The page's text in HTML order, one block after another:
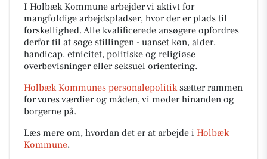
I Holbæk Kommune arbejder vi aktivt for
mangfoldige arbejdspladser, hvor der er plads til
forskellighed. Alle kvalificerede ansøgere opfordres
derfor til at søge stillingen - uanset køn, alder,
handicap, etnicitet, politiske og religiøse
overbevisninger eller seksuel orientering.
Holbæk Kommunes personalepolitiksætter rammen
for vores værdier og måden, vi møder hinanden og
borgerne på.
Læs mere om, hvordan det er at arbejde i Holbæk
Kommune.